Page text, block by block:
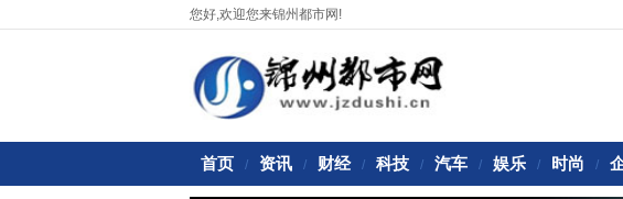
您好,欢迎您来锦州都市网!
首页 / 资讯 / 财经 / 科技 / 汽车 / 娱乐 / 时尚 /